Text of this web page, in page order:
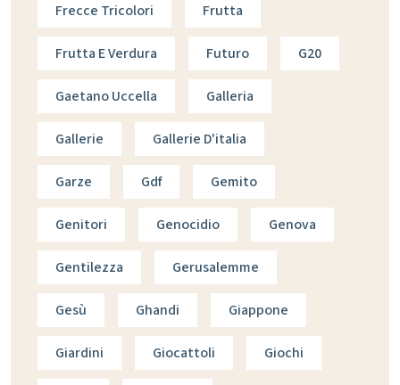
Frecce Tricolori Frutta
Frutta E Verdura Futuro G20
Gaetano Uccella Galleria
Gallerie Gallerie D'italia
Garze Gdf Gemito
Genitori Genocidio Genova
Gentilezza Gerusalemme
Gesù Ghandi Giappone
Giardini Giocattoli Giochi